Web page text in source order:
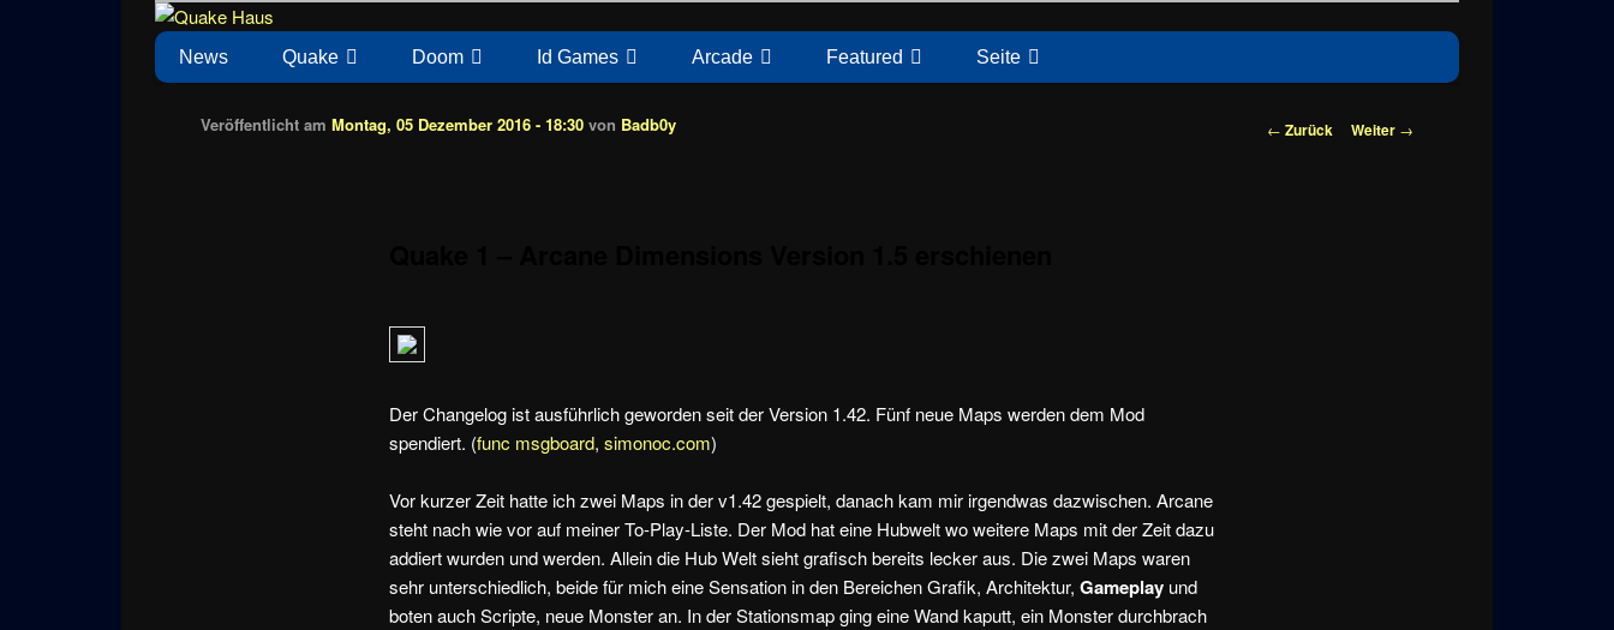
Quake Haus
News zu Quake, Doom, FPS, Arcade
Hauptmenü
News Quake Doom Id Games Arcade Featured Seite
Beitragsnavigation
← Zurück Weiter →
Veröffentlicht amMontag, 05 Dezember 2016 - 18:30 von Badb0y
Der Changelog ist ausführlich geworden seit der Version 1.42. Fünf neue Maps werden dem Mod
spendiert. (func msgboard,simonoc.com)
Vor kurzer Zeit hatte ich zwei Maps in der v1.42 gespielt, danach kam mir irgendwas dazwischen. Arcane
steht nach wie vor auf meiner To-Play-Liste. Der Mod hat eine Hubwelt wo weitere Maps mit der Zeit dazu
addiert wurden und werden. Allein die Hub Welt sieht grafisch bereits lecker aus. Die zwei Maps waren
sehr unterschiedlich, beide für mich eine Sensation in den Bereichen Grafik, Architektur,Gameplay und
boten auch Scripte, neue Monster an. In der Stationsmap ging eine Wand kaputt, ein Monster durchbrach